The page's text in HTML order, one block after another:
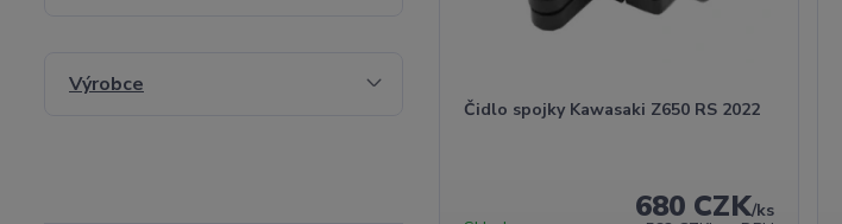
Čidlo spojky Kawasaki Z650 RS 2022
680 CZK/ks
Výrobce